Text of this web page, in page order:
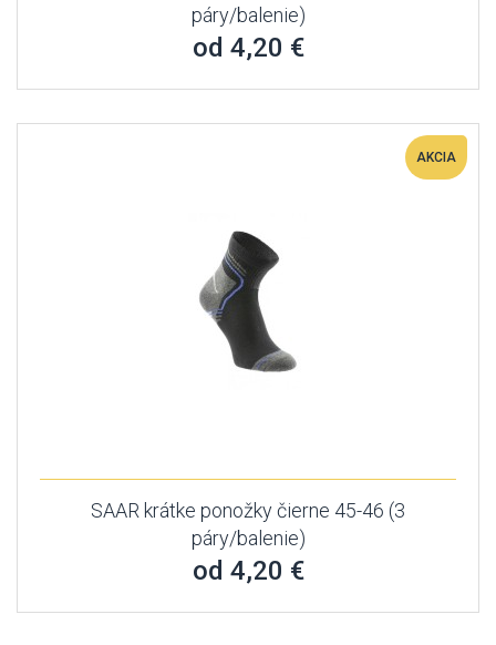
páry/balenie)
od 4,20 €
AKCIA
SAAR krátke ponožky čierne 45-46 (3
páry/balenie)
od 4,20 €